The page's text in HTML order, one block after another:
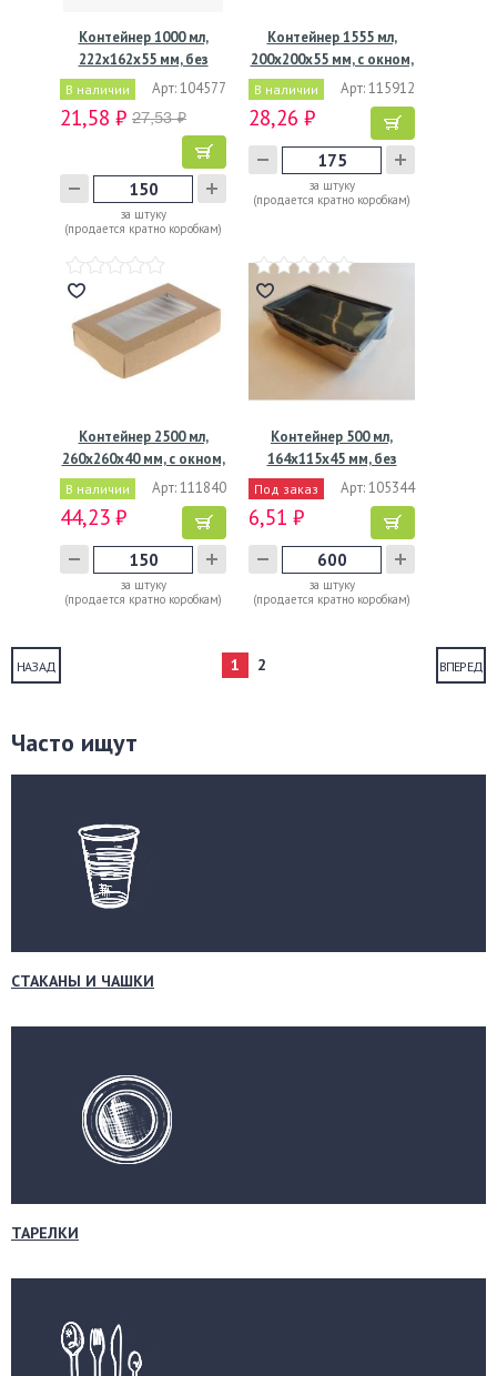
Контейнер 1000 мл,
222х162х55 мм, без
окна,…
В наличии Арт: 104577
21,58 ₽ 27,53 ₽
за штуку
(продается кратно коробкам)
Контейнер 1555 мл,
200х200х55 мм, с окном,
В наличии Арт: 115912
28,26 ₽
за штуку
(продается кратно коробкам)
Контейнер 2500 мл,
260х260х40 мм, с окном,
В наличии Арт: 111840
44,23 ₽
за штуку
(продается кратно коробкам)
Контейнер 500 мл,
164х115х45 мм, без
окна,…
Под заказ Арт: 105344
6,51 ₽
за штуку
(продается кратно коробкам)
НАЗАД ВПЕРЕД
1 2
Часто ищут
СТАКАНЫ И ЧАШКИ
ТАРЕЛКИ